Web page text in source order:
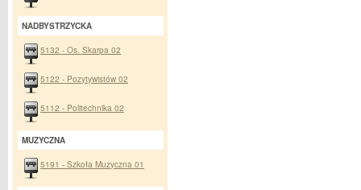
NADBYSTRZYCKA
5132 - Os. Skarpa 02
5122 - Pozytywistów 02
5112 - Politechnika 02
MUZYCZNA
5191 - Szkoła Muzyczna 01